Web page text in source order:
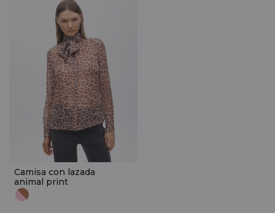
Camisa con lazada
animal print